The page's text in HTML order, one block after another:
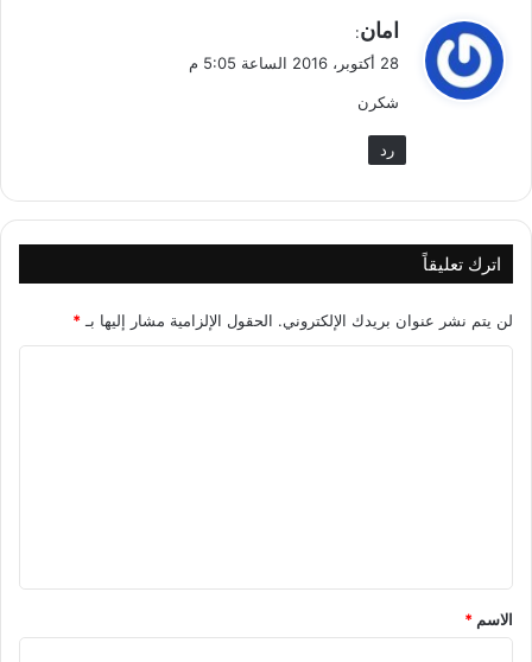
ي
ق
ل
امان:
28 أكتوبر، 2016 الساعة 5:05 م
شكرن
رد
اترك تعليقاً
لن يتم نشر عنوان بريدك الإلكتروني. الحقول الإلزامية مشار إليها بـ*
*
الاسم *